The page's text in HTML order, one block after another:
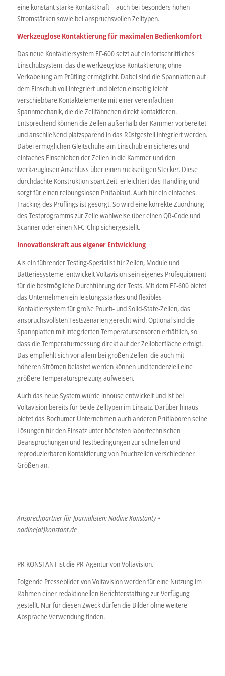
eine konstant starke Kontaktkraft – auch bei besonders hohen
Stromstärken sowie bei anspruchsvollen Zelltypen.
Werkzeuglose Kontaktierung für maximalen Bedienkomfort
Das neue Kontaktiersystem EF-600 setzt auf ein fortschrittliches
Einschubsystem, das die werkzeuglose Kontaktierung ohne
Verkabelung am Prüfling ermöglicht. Dabei sind die Spannlatten auf
dem Einschub voll integriert und bieten einseitig leicht
verschiebbare Kontaktelemente mit einer vereinfachten
Spannmechanik, die die Zellfähnchen direkt kontaktieren.
Entsprechend können die Zellen außerhalb der Kammer vorbereitet
und anschließend platzsparend in das Rüstgestell integriert werden.
Dabei ermöglichen Gleitschuhe am Einschub ein sicheres und
einfaches Einschieben der Zellen in die Kammer und den
werkzeuglosen Anschluss über einen rückseitigen Stecker. Diese
durchdachte Konstruktion spart Zeit, erleichtert das Handling und
sorgt für einen reibungslosen Prüfablauf. Auch für ein einfaches
Tracking des Prüflings ist gesorgt. So wird eine korrekte Zuordnung
des Testprogramms zur Zelle wahlweise über einen QR-Code und
Scanner oder einen NFC-Chip sichergestellt.
Innovationskraft aus eigener Entwicklung
Als ein führender Testing-Spezialist für Zellen, Module und
Batteriesysteme, entwickelt Voltavision sein eigenes Prüfequipment
für die bestmögliche Durchführung der Tests. Mit dem EF-600 bietet
das Unternehmen ein leistungsstarkes und flexibles
Kontaktiersystem für große Pouch- und Solid-State-Zellen, das
anspruchsvollsten Testszenarien gerecht wird. Optional sind die
Spannplatten mit integrierten Temperatursensoren erhältlich, so
dass die Temperaturmessung direkt auf der Zelloberfläche erfolgt.
Das empfiehlt sich vor allem bei großen Zellen, die auch mit
höheren Strömen belastet werden können und tendenziell eine
größere Temperaturspreizung aufweisen.
Auch das neue System wurde inhouse entwickelt und ist bei
Voltavision bereits für beide Zelltypen im Einsatz. Darüber hinaus
bietet das Bochumer Unternehmen auch anderen Prüflaboren seine
Lösungen für den Einsatz unter höchsten labortechnischen
Beanspruchungen und Testbedingungen zur schnellen und
reproduzierbaren Kontaktierung von Pouchzellen verschiedener
Größen an.
Ansprechpartner für Journalisten: Nadine Konstanty •
nadine(at)konstant.de
PR KONSTANT ist die PR-Agentur von Voltavision.
Folgende Pressebilder von Voltavision werden für eine Nutzung im
Rahmen einer redaktionellen Berichterstattung zur Verfügung
gestellt. Nur für diesen Zweck dürfen die Bilder ohne weitere
Absprache Verwendung finden.